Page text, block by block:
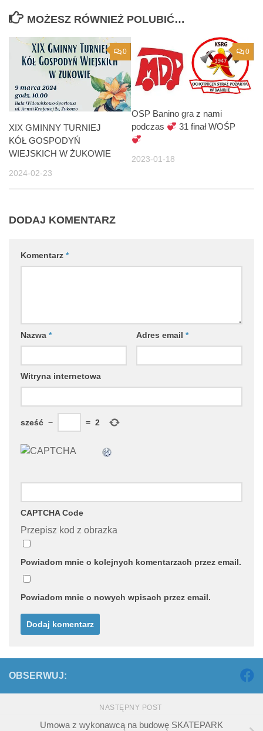
MOŻESZ RÓWNIEŻ POLUBIĆ…
0
XIX GMINNY TURNIEJ
KÓŁ GOSPODYŃ
WIEJSKICH W ŻUKOWIE
2024-02-23
0
OSP Banino gra z nami
podczas
31 finał WOŚP
2023-01-18
DODAJ KOMENTARZ
Komentarz *
Nazwa * Adres email *
Witryna internetowa
sześć − = 2
CAPTCHA Code
Przepisz kod z obrazka
Powiadom mnie o kolejnych komentarzach przez email.
Powiadom mnie o nowych wpisach przez email.
OBSERWUJ:
NASTĘPNY POST
Umowa z wykonawcą na budowę SKATEPARK